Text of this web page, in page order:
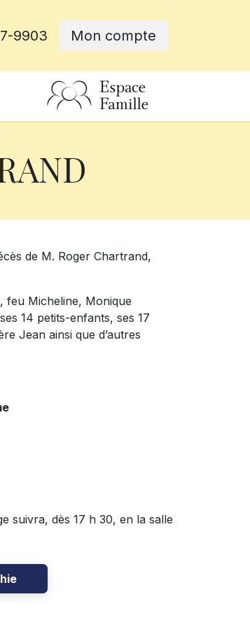
9903 Mon compte
de M. Roger Chartrand,
feu Micheline, Monique
14 petits-enfants, ses 17
Jean ainsi que d’autres
suivra, dès 17 h 30, en la salle